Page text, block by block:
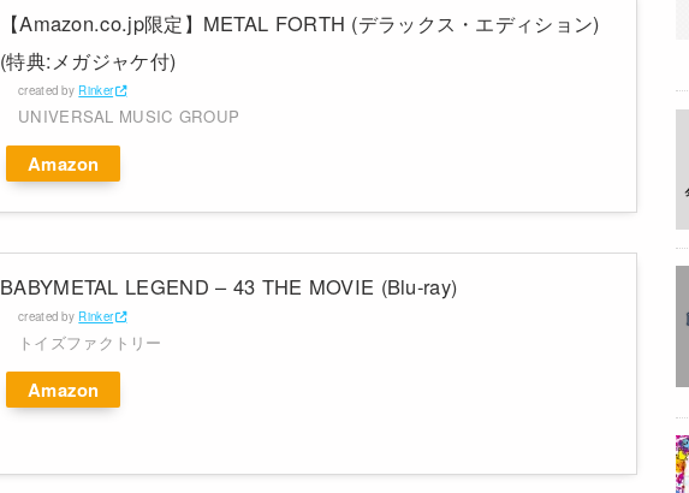
【Amazon.co.jp限定】METAL FORTH (デラックス・エディション)
(特典:メガジャケ付)
created by Rinker
UNIVERSAL MUSIC GROUP
Amazon
BABYMETAL LEGEND – 43 THE MOVIE (Blu-ray)
created by Rinker
トイズファクトリー
Amazon